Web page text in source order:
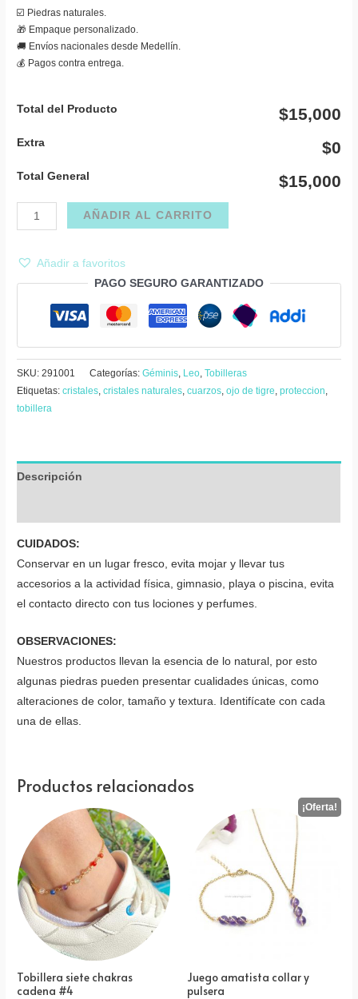
☑️ Piedras naturales.
🎁 Empaque personalizado.
🚚 Envíos nacionales desde Medellín.
💰 Pagos contra entrega.
Total del Producto $15,000
Extra $0
Total General $15,000
Tobillera
ojo
tigre
cantidad
AÑADIR AL CARRITO
Añadir a favoritos
PAGO SEGURO GARANTIZADO
SKU:291001 Categorías:Géminis, Leo,Tobilleras
Etiquetas:cristales,cristales naturales,cuarzos,ojo de tigre,proteccion,
tobillera
Descripción
CUIDADOS:
Conservar en un lugar fresco, evita mojar y llevar tus
accesorios a la actividad física, gimnasio, playa o piscina, evita
el contacto directo con tus lociones y perfumes.
OBSERVACIONES:
Nuestros productos llevan la esencia de lo natural, por esto
algunas piedras pueden presentar cualidades únicas, como
alteraciones de color, tamaño y textura. Identifícate con cada
una de ellas.
Productos relacionados
Tobillera siete chakras
cadena #4
Juego amatista collar y
pulsera